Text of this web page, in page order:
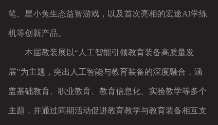
资质荣誉
人才招聘
客户留言
笔、星小兔生态益智游戏，以及首次亮相的宏途AI学练
机等创新产品。
本届教装展以“人工智能引领教育装备高质量发
展”为主题，突出人工智能与教育装备的深度融合，涵
盖基础教育、职业教育、教育信息化、实验教学等多个
主题，并通过同期活动促进教育教学与教育装备相互支